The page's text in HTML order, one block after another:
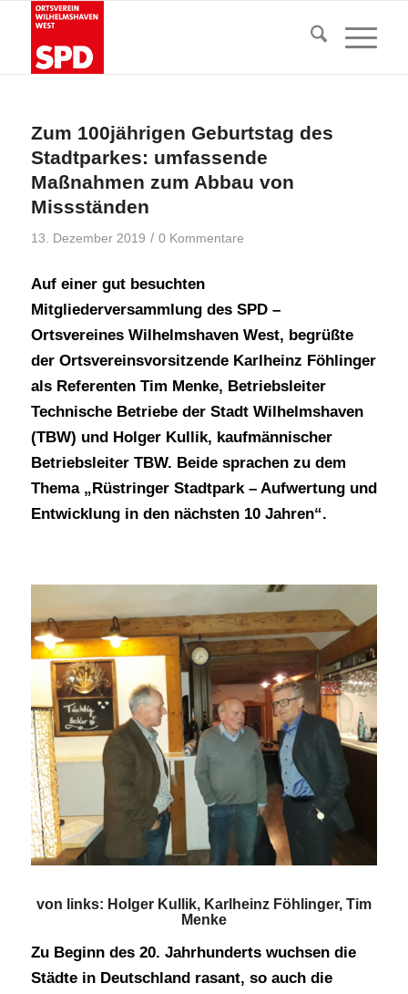
Zum 100jährigen Geburtstag des
Stadtparkes: umfassende
Maßnahmen zum Abbau von
Missständen
13. Dezember 2019 / 0 Kommentare
Auf einer gut besuchten
Mitgliederversammlung des SPD –
Ortsvereines Wilhelmshaven West, begrüßte
der Ortsvereinsvorsitzende Karlheinz Föhlinger
als Referenten Tim Menke, Betriebsleiter
Technische Betriebe der Stadt Wilhelmshaven
(TBW) und Holger Kullik, kaufmännischer
Betriebsleiter TBW. Beide sprachen zu dem
Thema „Rüstringer Stadtpark – Aufwertung und
Entwicklung in den nächsten 10 Jahren“.
von links: Holger Kullik, Karlheinz Föhlinger, Tim
Menke
Zu Beginn des 20. Jahrhunderts wuchsen die
Städte in Deutschland rasant, so auch die